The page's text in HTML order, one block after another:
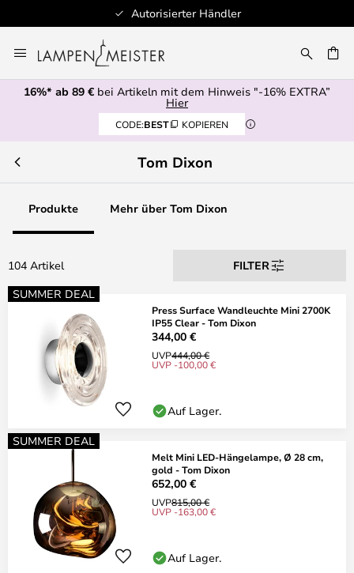
Inhalt
springen
16%* ab 89 € bei Artikeln mit dem Hinweis "-16% EXTRA”
Hier
CODE:BEST KOPIEREN
Tom Dixon
Produkte Mehr über Tom Dixon
104 Artikel
FILTER
SUMMER DEAL
Press Surface Wandleuchte Mini 2700K
IP55 Clear - Tom Dixon
344,00 €
UVP444,00 €
UVP -100,00 €
Auf Lager.
SUMMER DEAL
Melt Mini LED-Hängelampe, Ø 28 cm,
gold - Tom Dixon
652,00 €
UVP815,00 €
UVP -163,00 €
Auf Lager.